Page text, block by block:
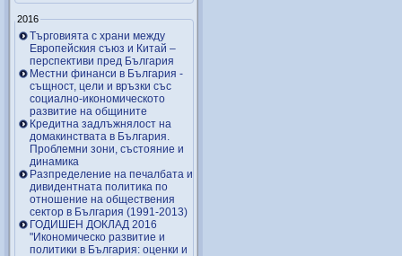
2016
Търговията с храни между
Европейския съюз и Китай –
перспективи пред България
Местни финанси в България -
същност, цели и връзки със
социално-икономическото
развитие на общините
Кредитна задлъжнялост на
домакинствата в България.
Проблемни зони, състояние и
динамика
Разпределение на печалбата и
дивидентната политика по
отношение на обществения
сектор в България (1991-2013)
ГОДИШЕН ДОКЛАД 2016
"Икономическо развитие и
политики в България: оценки и